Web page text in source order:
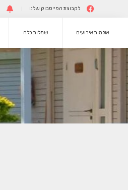
לקבוצת הפייסבוק שלנו
אולמות אירועים שמלות כלה